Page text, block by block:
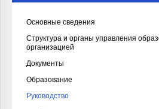
Основные сведения
Структура и органы управления
организацией
Документы
Образование
Руководство